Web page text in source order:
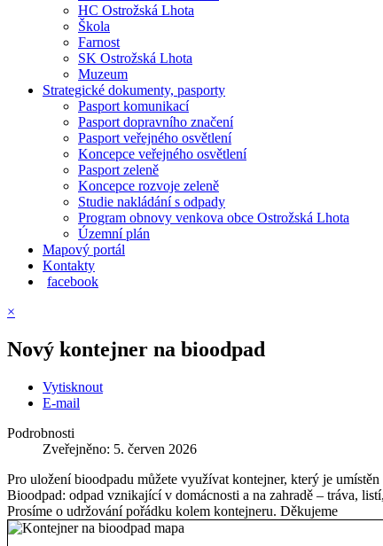
HC Ostrožská Lhota
Škola
Farnost
SK Ostrožská Lhota
Muzeum
Strategické dokumenty, pasporty
Pasport komunikací
Pasport dopravního značení
Pasport veřejného osvětlení
Koncepce veřejného osvětlení
Pasport zeleně
Koncepce rozvoje zeleně
Studie nakládání s odpady
Program obnovy venkova obce Ostrožská Lhota
Územní plán
Mapový portál
Kontakty
facebook
×
Nový kontejner na bioodpad
Vytisknout
E-mail
Podrobnosti
Zveřejněno: 5. červen 2026
Pro uložení bioodpadu můžete využívat kontejner, který je
Bioodpad: odpad vznikající v domácnosti a na zahradě – tráva,
Prosíme o udržování pořádku kolem kontejneru. Děkujeme